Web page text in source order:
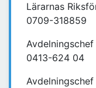
Lärarnas
0709-318859
0413-624 04